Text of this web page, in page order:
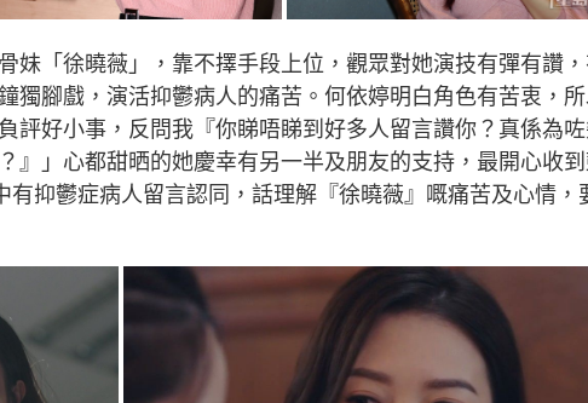
妹「徐曉薇」，靠不擇手段上位，觀眾對她演技有彈有讚
獨腳戲，演活抑鬱病人的痛苦。何依婷明白角色有苦衷，
評好小事，反問我『你睇唔睇到好多人留言讚你？真係為
』」心都甜晒的她慶幸有另一半及朋友的支持，最開心收
抑鬱症病人留言認同，話理解『徐曉薇』嘅痛苦及心情，